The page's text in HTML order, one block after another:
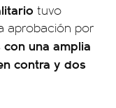
tuvo
aprobación por
una amplia
contra y dos